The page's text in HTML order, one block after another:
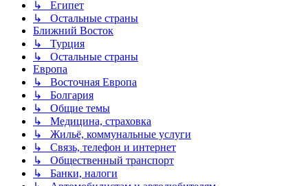
↳ Египет
↳ Остальные страны
Ближний Восток
↳ Турция
↳ Остальные страны
Европа
↳ Восточная Европа
↳ Болгария
↳ Общие темы
↳ Медицина, страховка
↳ Жильё, коммунальные услуги
↳ Связь, телефон и интернет
↳ Общественный транспорт
↳ Банки, налоги